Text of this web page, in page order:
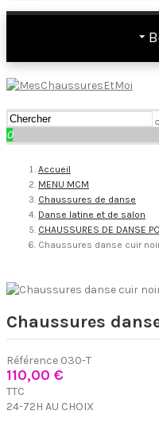
0
Accueil
MENU MCM
Chaussures de danse
Danse latine et de salon
CHAUSSURES DE DANSE
Chaussures danse cuir
Chaussures
Référence 030-T
110,00 €
TTC
24-72H AU CHOIX